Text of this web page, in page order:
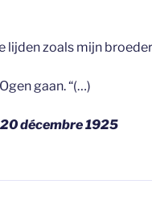
lijden zoals mijn
gaan. “(…)
décembre 1925